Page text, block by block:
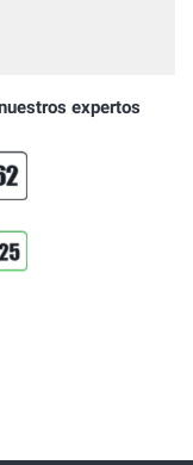
expertos